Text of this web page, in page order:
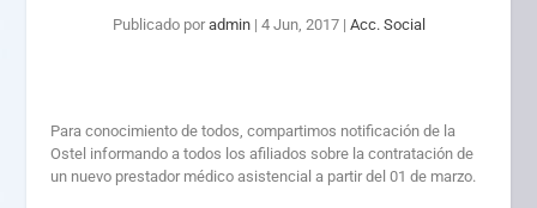
Publicado poradmin| 4 Jun, 2017| Acc. Social
Para conocimiento de todos, compartimos notificación de la
Ostel informando a todos los afiliados sobre la contratación de
un nuevo prestador médico asistencial a partir del 01 de marzo.